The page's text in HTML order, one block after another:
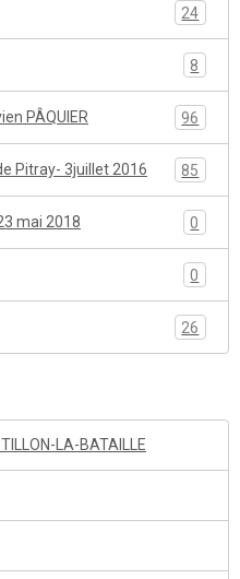
24
8
PÂQUIER 96
Pitray- 3juillet 2016 85
mai 2018 0
0
26
LA-BATAILLE